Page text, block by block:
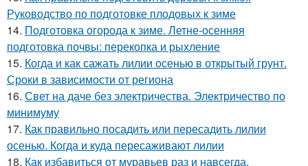
Руководство по подготовке плодовых к зиме
14. Подготовка огорода к зиме. Летне-осенняя
подготовка почвы: перекопка и рыхление
15. Когда и как сажать лилии осенью в открытый грунт.
Сроки в зависимости от региона
16. Свет на даче без электричества. Электричество по
минимуму
17. Как правильно посадить или пересадить лилии
осенью. Когда и куда пересаживают лилии
18. Как избавиться от муравьев раз и навсегда.